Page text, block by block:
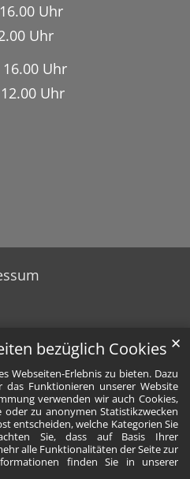
bezüglich Cookies
Webseiten-Erlebnis zu bieten. Dazu
Funktionieren unserer Website
verwenden wir auch Cookies,
zu anonymen Statistikzwecken
entscheiden, welche Kategorien Sie
Sie, dass auf Basis Ihrer
alle Funktionalitäten der Seite zur
finden Sie in unserer
✕
Uhr
Uhr
Uhr
Uhr